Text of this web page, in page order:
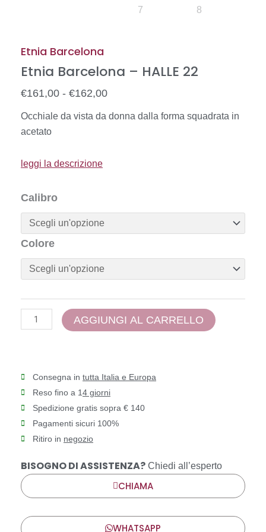
Etnia Barcelona
Etnia Barcelona – HALLE 22
€161,00 - €162,00Fascia
prezzo:
Occhiale da vista da donna dalla forma squadrata in
acetato
leggi la descrizione
Calibro
Colore
Etnia
Barcelona
HALLE
22
quantità
AGGIUNGI AL CARRELLO
Consegna in tutta Italia e Europa
Reso fino a 14 giorni
Spedizione gratis sopra € 140
Pagamenti sicuri 100%
Ritiro in negozio
BISOGNO DI ASSISTENZA? Chiedi all’esperto
CHIAMA
WHATSAPP